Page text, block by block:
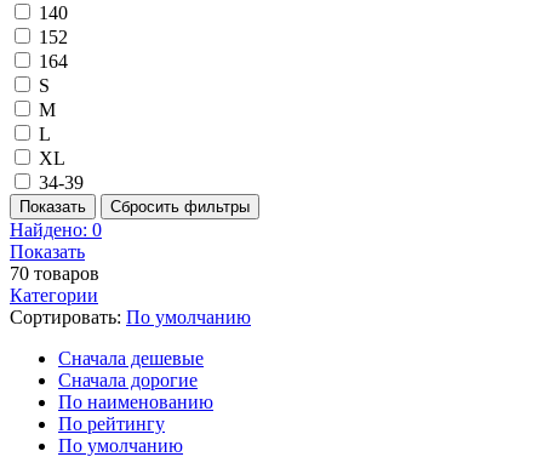
140
152
164
S
M
L
XL
34-39
Показать Сбросить фильтры
Найдено: 0
Показать
70 товаров
Категории
Сортировать: По умолчанию
Cначала дешевые
Cначала дорогие
По наименованию
По рейтингу
По умолчанию